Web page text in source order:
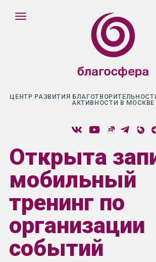
ЦЕНТР РАЗВИТИЯ
АКТИВНОСТИ В МОСКВЕ
Открыта
мобильный
тренинг по
организации
событий